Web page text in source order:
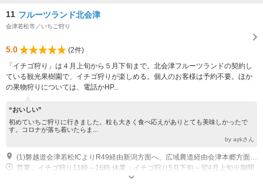
11 フルーツランド北会津
会津若松市／いちご狩り
5.0
(2件)
「イチゴ狩り」は４月上旬から５月下旬まで。北会津フルーツランドの契約し
ている観光果樹園で、イチゴ狩りが楽しめる。個人のお客様は予約不要。ほか
の果物狩りについては、電話かHP...
“おいしい”
初めていちご狩りに行きました。粒も大きく食べ応えがありとても美味しかったで
す。コロナが落ち着いたらま...
by aykさん
営業：イチゴ狩り11時～16時 休業：イチゴ狩り5月下旬～翌4月上旬※期間